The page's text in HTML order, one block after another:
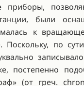
были
к
Поскольку, по
постепенно
(от греч.